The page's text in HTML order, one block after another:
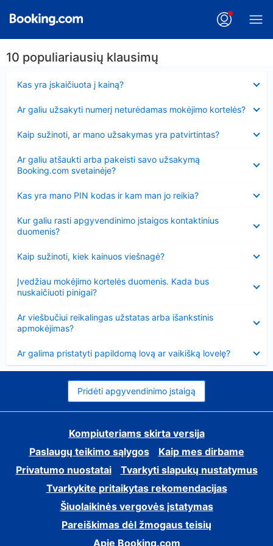
10 populiariausių klausimų
Kas yra įskaičiuota į kainą?
Ar galiu užsakyti numerį neturėdamas mokėjimo kortelės?
Kaip sužinoti, ar mano užsakymas yra patvirtintas?
Ar galiu atšaukti arba pakeisti savo užsakymą
Booking.com svetainėje?
Kas yra mano PIN kodas ir kam man jo reikia?
Kur galiu rasti apgyvendinimo įstaigos kontaktinius
duomenis?
Kaip sužinoti, kiek kainuos viešnagė?
Įvedžiau mokėjimo kortelės duomenis. Kada bus
nuskaičiuoti pinigai?
Ar viešbučiui reikalingas užstatas arba išankstinis
apmokėjimas?
Ar galima pristatyti papildomą lovą ar vaikišką lovelę?
Pridėti apgyvendinimo įstaigą
Kompiuteriams skirta versija
Paslaugų teikimo sąlygos
Kaip mes dirbame
Privatumo nuostatai
Tvarkyti slapukų nustatymus
Tvarkykite pritaikytas rekomendacijas
Šiuolaikinės vergovės įstatymas
Pareiškimas dėl žmogaus teisių
Apie Booking.com